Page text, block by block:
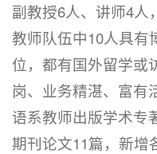
副教授6人、讲师4人
教师队伍中10人具有
位，都有国外留学或
岗、业务精湛、富有
语系教师出版学术专
期刊论文11篇，新增